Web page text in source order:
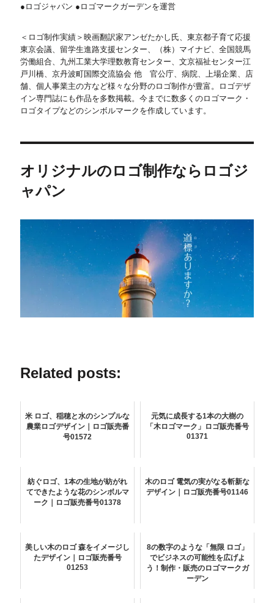
●ロゴジャパン ●ロゴマークガーデンを運営
＜ロゴ制作実績＞映画翻訳家アンゼたかし氏、東京都子育て応援
東京会議、留学生進路支援センター、（株）マイナビ、全国競馬
労働組合、九州工業大学理数教育センター、文京福祉センター江
戸川橋、京丹波町国際交流協会 他 官公庁、病院、上場企業、店
舗、個人事業主の方など様々な分野のロゴ制作が豊富。ロゴデザ
イン専門誌にも作品を多数掲載。今までに数多くのロゴマーク・
ロゴタイプなどのシンボルマークを作成しています。
オリジナルのロゴ制作ならロゴジ
ャパン
Related posts:
米 ロゴ、稲穂と水のシンプルな
農業ロゴデザイン｜ロゴ販売番
号01572
元気に成長する1本の大樹の
「木ロゴマーク」ロゴ販売番号
01371
紡ぐロゴ、1本の生地が紡がれ
てできたような花のシンボルマ
ーク｜ロゴ販売番号01378
木のロゴ 電気の実がなる斬新な
デザイン｜ロゴ販売番号01146
美しい木のロゴ 森をイメージし
たデザイン｜ロゴ販売番号
01253
8の数字のような「無限 ロゴ」
でビジネスの可能性を広げよ
う！制作・販売のロゴマークガ
ーデン